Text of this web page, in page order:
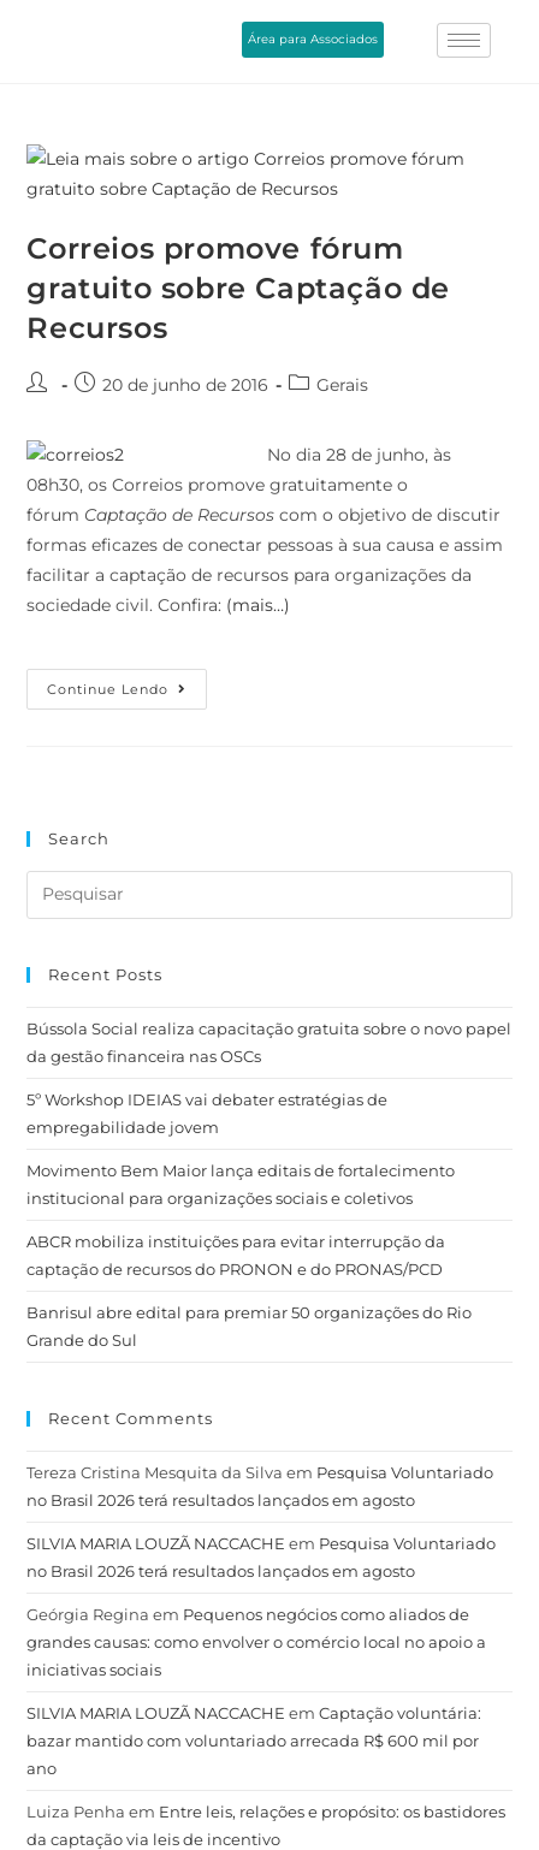
Área para Associados
Correios promove fórum
gratuito sobre Captação de
Recursos
20 de junho de 2016 Gerais
No dia 28 de junho, às
08h30, os Correios promove gratuitamente o
fórum Captação de Recursos com o objetivo de discutir
formas eficazes de conectar pessoas à sua causa e assim
facilitar a captação de recursos para organizações da
sociedade civil. Confira: (mais…)
Continue Lendo
Search
Recent Posts
Bússola Social realiza capacitação gratuita sobre o novo papel
da gestão financeira nas OSCs
5º Workshop IDEIAS vai debater estratégias de
empregabilidade jovem
Movimento Bem Maior lança editais de fortalecimento
institucional para organizações sociais e coletivos
ABCR mobiliza instituições para evitar interrupção da
captação de recursos do PRONON e do PRONAS/PCD
Banrisul abre edital para premiar 50 organizações do Rio
Grande do Sul
Recent Comments
Tereza Cristina Mesquita da Silva em Pesquisa Voluntariado
no Brasil 2026 terá resultados lançados em agosto
SILVIA MARIA LOUZÃ NACCACHE em Pesquisa Voluntariado
no Brasil 2026 terá resultados lançados em agosto
Geórgia Regina em Pequenos negócios como aliados de
grandes causas: como envolver o comércio local no apoio a
iniciativas sociais
SILVIA MARIA LOUZÃ NACCACHE emCaptação voluntária:
bazar mantido com voluntariado arrecada R$ 600 mil por
ano
Luiza Penha em Entre leis, relações e propósito: os bastidores
da captação via leis de incentivo